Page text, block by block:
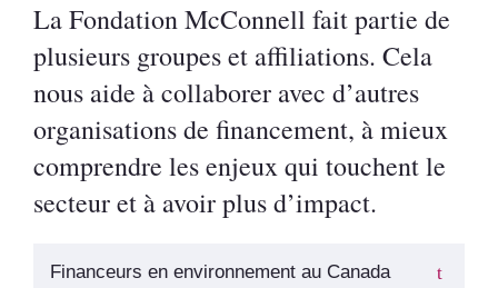
La Fondation McConnell fait partie de
plusieurs groupes et affiliations. Cela
nous aide à collaborer avec d’autres
organisations de financement, à mieux
comprendre les enjeux qui touchent le
secteur et à avoir plus d’impact.
Financeurs en environnement au Canada